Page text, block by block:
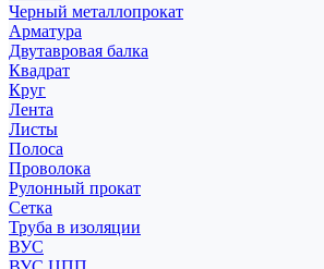
Черный металлопрокат
Арматура
Двутавровая балка
Квадрат
Круг
Лента
Листы
Полоса
Проволока
Рулонный прокат
Сетка
Труба в изоляции
ВУС